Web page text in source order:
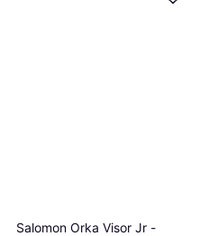
Salomon Orka Visor Jr -
Nogle